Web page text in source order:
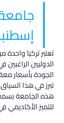
تعتبر تركيا
الدوليين
الجودة بأسعار
تبرز في هذا
هذه الجامعة
للتميز الأكاديمي